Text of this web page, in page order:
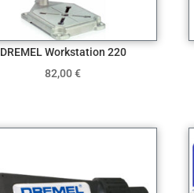
DREMEL Workstation 220
82,00€